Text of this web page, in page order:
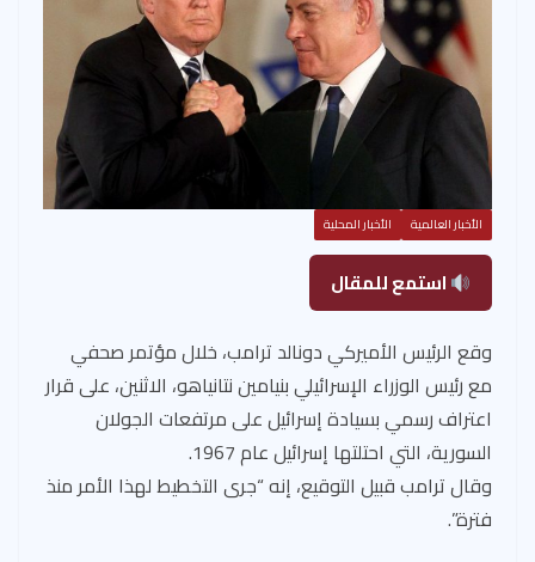
الأخبار العالمية الأخبار المحلية
استمع للمقال
وقع الرئيس الأميركي دونالد ترامب، خلال مؤتمر صحفي
مع رئيس الوزراء الإسرائيلي بنيامين نتانياهو، الاثنين، على قرار
اعتراف رسمي بسيادة إسرائيل على مرتفعات الجولان
السورية، التي احتلتها إسرائيل عام 1967.
وقال ترامب قبيل التوقيع، إنه “جرى التخطيط لهذا الأمر منذ
فترة”.